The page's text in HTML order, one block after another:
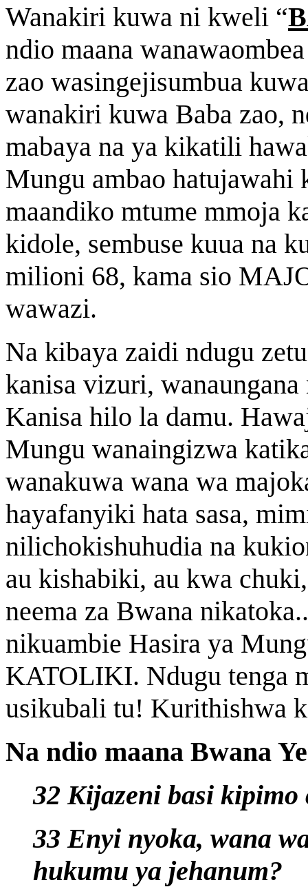
Wanakiri kuwa ni kweli “
ndio maana
zao wasingejisumbua
wanakiri kuwa Baba zao,
mabaya na ya kikatili
Mungu ambao hatujawahi
maandiko mtume mmoja
kidole, sembuse kuua na
milioni 68, kama sio
wawazi.
Na kibaya zaidi ndugu
kanisa vizuri,
Kanisa hilo la damu.
Mungu wanaingizwa
wanakuwa wana wa
hayafanyiki hata sasa,
nilichokishuhudia na
au kishabiki, au kwa
neema za Bwana
nikuambie Hasira ya
KATOLIKI. Ndugu tenga
usikubali tu! Kurithishwa
Na ndio maana Bwana
32 Kijazeni basi kipimo
33 Enyi nyoka, wana
hukumu ya jehanum?